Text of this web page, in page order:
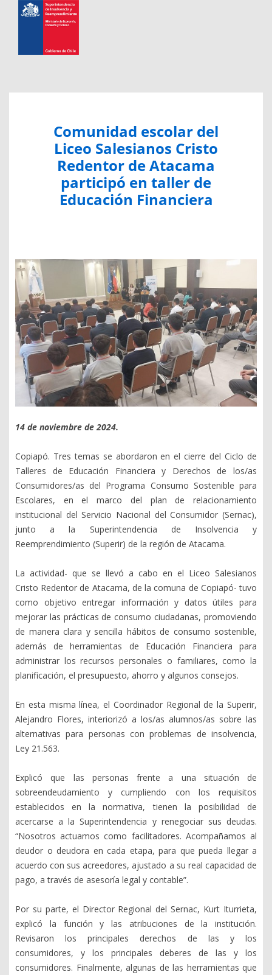
Comunidad escolar del
Liceo Salesianos Cristo
Redentor de Atacama
participó en taller de
Educación Financiera
14 de noviembre de 2024.
Copiapó. Tres temas se abordaron en el cierre del Ciclo de
Talleres de Educación Financiera y Derechos de los/as
Consumidores/as del Programa Consumo Sostenible para
Escolares, en el marco del plan de relacionamiento
institucional del Servicio Nacional del Consumidor (Sernac),
junto a la Superintendencia de Insolvencia y
Reemprendimiento (Superir) de la región de Atacama.
La actividad- que se llevó a cabo en el Liceo Salesianos
Cristo Redentor de Atacama, de la comuna de Copiapó- tuvo
como objetivo entregar información y datos útiles para
mejorar las prácticas de consumo ciudadanas, promoviendo
de manera clara y sencilla hábitos de consumo sostenible,
además de herramientas de Educación Financiera para
administrar los recursos personales o familiares, como la
planificación, el presupuesto, ahorro y algunos consejos.
En esta misma línea, el Coordinador Regional de la Superir,
Alejandro Flores, interiorizó a los/as alumnos/as sobre las
alternativas para personas con problemas de insolvencia,
Ley 21.563.
Explicó que las personas frente a una situación de
sobreendeudamiento y cumpliendo con los requisitos
establecidos en la normativa, tienen la posibilidad de
acercarse a la Superintendencia y renegociar sus deudas.
“Nosotros actuamos como facilitadores. Acompañamos al
deudor o deudora en cada etapa, para que pueda llegar a
acuerdo con sus acreedores, ajustado a su real capacidad de
pago, a través de asesoría legal y contable”.
Por su parte, el Director Regional del Sernac, Kurt Iturrieta,
explicó la función y las atribuciones de la institución.
Revisaron los principales derechos de las y los
consumidores, y los principales deberes de las y los
consumidores. Finalmente, algunas de las herramientas que